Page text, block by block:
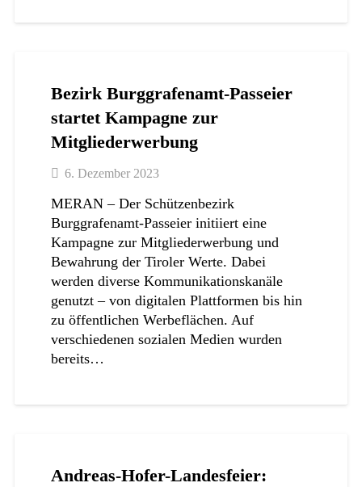
Bezirk Burggrafenamt-Passeier
startet Kampagne zur
Mitgliederwerbung
6. Dezember 2023
MERAN – Der Schützenbezirk
Burggrafenamt-Passeier initiiert eine
Kampagne zur Mitgliederwerbung und
Bewahrung der Tiroler Werte. Dabei
werden diverse Kommunikationskanäle
genutzt – von digitalen Plattformen bis hin
zu öffentlichen Werbeflächen. Auf
verschiedenen sozialen Medien wurden
bereits…
Andreas-Hofer-Landesfeier: